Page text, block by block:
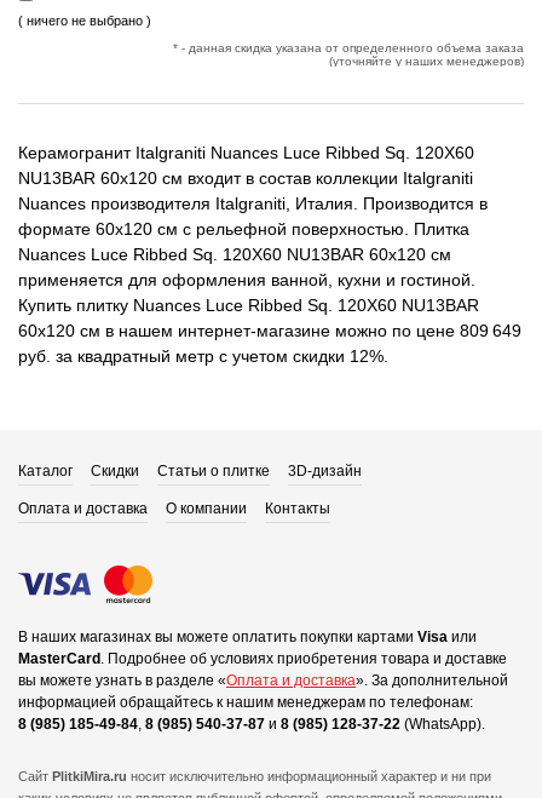
( ничего не выбрано )
* - данная скидка указана от определенного объема заказа
(уточняйте у наших менеджеров)
Керамогранит Italgraniti Nuances Luce Ribbed Sq. 120X60
NU13BAR 60x120 см входит в состав коллекции Italgraniti
Nuances производителя Italgraniti, Италия. Производится в
формате 60x120 см с рельефной поверхностью. Плитка
Nuances Luce Ribbed Sq. 120X60 NU13BAR 60x120 см
применяется для оформления ванной, кухни и гостиной.
Купить плитку Nuances Luce Ribbed Sq. 120X60 NU13BAR
60x120 см в нашем интернет-магазине можно по цене 809 649
руб. за квадратный метр с учетом скидки 12%.
Каталог Скидки Статьи о плитке 3D-дизайн
Оплата и доставка О компании Контакты
В наших магазинах вы можете оплатить покупки картами Visa или
MasterCard . Подробнее об условиях приобретения товара и доставке
вы можете узнать в разделе «Оплата и доставка». За дополнительной
информацией обращайтесь к нашим менеджерам по телефонам:
8 (985) 185-49-84, 8 (985) 540-37-87 и 8 (985) 128-37-22 (WhatsApp).
Сайт PlitkiMira.ru носит исключительно информационный характер и ни при